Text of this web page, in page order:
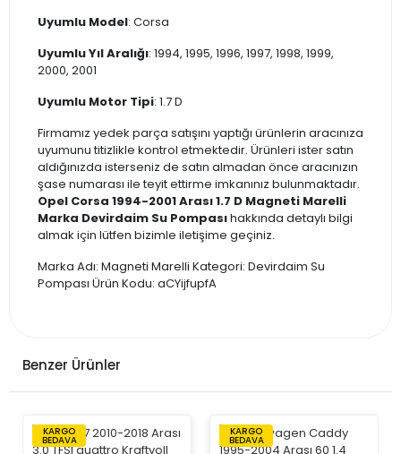
Uyumlu Model: Corsa
Uyumlu Yıl Aralığı: 1994, 1995, 1996, 1997, 1998, 1999,
2000, 2001
Uyumlu Motor Tipi: 1.7 D
Firmamız yedek parça satışını yaptığı ürünlerin aracınıza
uyumunu titizlikle kontrol etmektedir. Ürünleri ister satın
aldığınızda isterseniz de satın almadan önce aracınızın
şase numarası ile teyit ettirme imkanınız bulunmaktadır.
Opel Corsa 1994-2001 Arası 1.7 D Magneti Marelli
Marka Devirdaim Su Pompasıhakkında detaylı bilgi
almak için lütfen bizimle iletişime geçiniz.
Marka Adı: Magneti Marelli Kategori: Devirdaim Su
Pompası Ürün Kodu: aCYijfupfA
Benzer Ürünler
KARGO
BEDAVA
KARGO
BEDAVA